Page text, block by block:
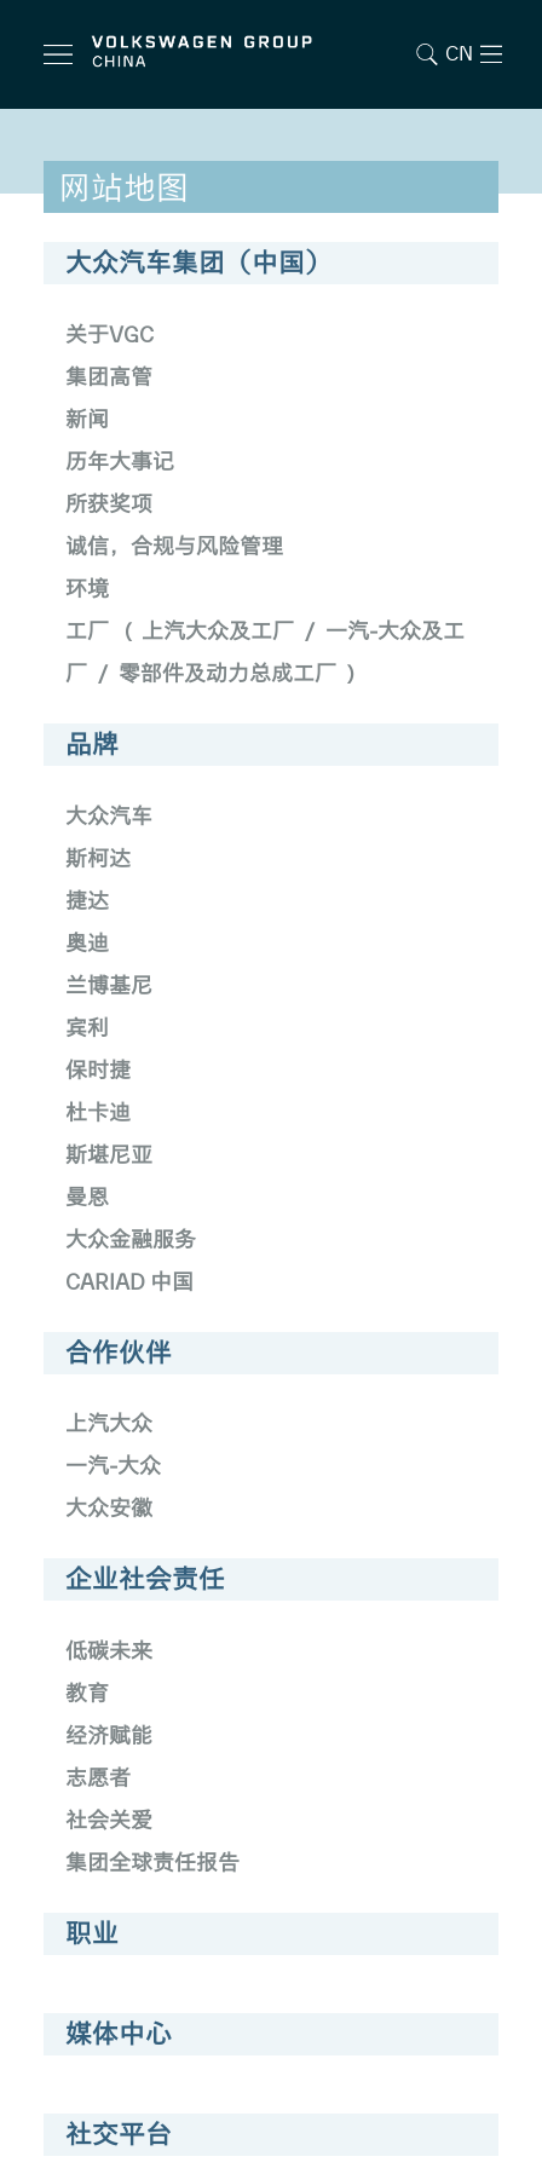
CN
网站地图
大众汽车集团（中国）
关于VGC
集团高管
新闻
历年大事记
所获奖项
诚信，合规与风险管理
环境
工厂
( 上汽大众及工厂 / 一汽-大众及工
厂 / 零部件及动力总成工厂 )
品牌
大众汽车
斯柯达
捷达
奥迪
兰博基尼
宾利
保时捷
杜卡迪
斯堪尼亚
曼恩
大众金融服务
CARIAD 中国
合作伙伴
上汽大众
一汽-大众
大众安徽
企业社会责任
低碳未来
教育
经济赋能
志愿者
社会关爱
集团全球责任报告
职业
媒体中心
社交平台